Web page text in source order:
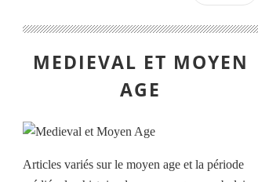
MEDIEVAL ET MOYEN
AGE
Articles variés sur le moyen age et la période